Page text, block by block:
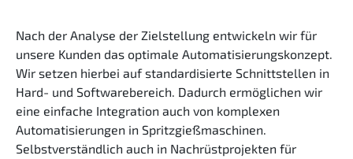
Nach der Analyse der Zielstellung entwickeln wir für
unsere Kunden das optimale Automatisierungskonzept.
Wir setzen hierbei auf standardisierte Schnittstellen in
Hard- und Softwarebereich. Dadurch ermöglichen wir
eine einfache Integration auch von komplexen
Automatisierungen in Spritzgießmaschinen.
Selbstverständlich auch in Nachrüstprojekten für